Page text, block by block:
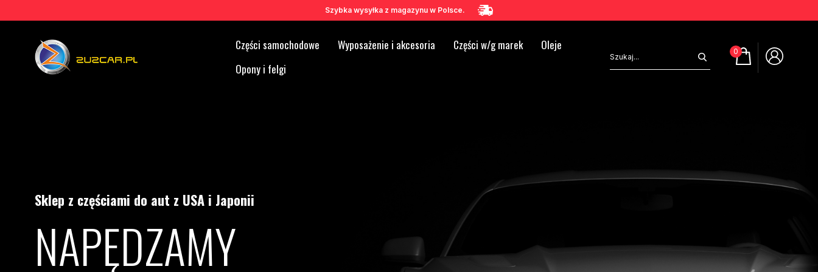
Szybka wysyłka z magazynu w Polsce.
Części samochodowe Wyposażenie i akcesoria Części w/g marek
Oleje
Opony i felgi
0
Sklep z częściami do aut z USA i Japonii
NAPĘDZAMY